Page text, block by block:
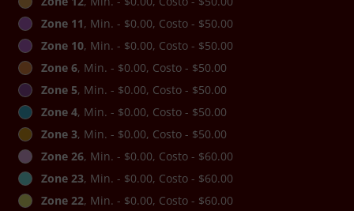
Zone 11, Min. - $0.00, Costo - $50.00
Zone 10, Min. - $0.00, Costo - $50.00
Zone 6, Min. - $0.00, Costo - $50.00
Zone 5, Min. - $0.00, Costo - $50.00
Zone 4, Min. - $0.00, Costo - $50.00
Zone 3, Min. - $0.00, Costo - $50.00
Zone 26, Min. - $0.00, Costo - $60.00
Zone 23, Min. - $0.00, Costo - $60.00
Zone 22, Min. - $0.00, Costo - $60.00